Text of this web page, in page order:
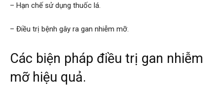
– Hạn chế sử dụng thuốc lá.
– Điều trị bệnh gây ra gan nhiễm mỡ.
Các biện pháp điều trị gan nhiễm
mỡ hiệu quả.